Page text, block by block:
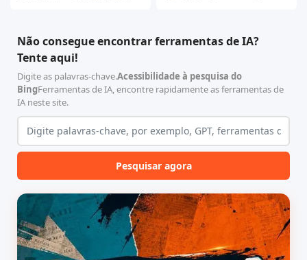
模型架构，致力于帮助用户无
需掌握复杂的3D拓扑知识或昂
贵的专业软件，即可在...
Nature、Science、Cell 等）
该工具集以智能体插...
Não consegue encontrar ferramentas de IA?
Tente aqui!
Digite as palavras-chave.Acessibilidade à pesquisa do
BingFerramentas de IA, encontre rapidamente as ferramentas de
IA neste site.
Pesquisar agora